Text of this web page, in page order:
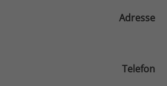
Adresse
Telefon